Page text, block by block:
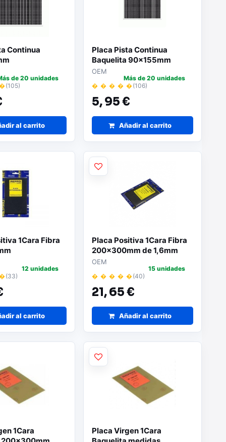
Continua
(105)
de 20 unidades
al carrito
Placa Pista Continua
Baquelita 90x155mm
OEM
� � � � �(106)
5,95 €
Más de 20 unidades
Añadir al carrito
1Cara Fibra
(33)
12 unidades
al carrito
Placa Positiva 1Cara Fibra
200x300mm de 1,6mm
OEM
� � � � �(40)
21,65 €
15 unidades
Añadir al carrito
1Cara
Placa Virgen 1Cara